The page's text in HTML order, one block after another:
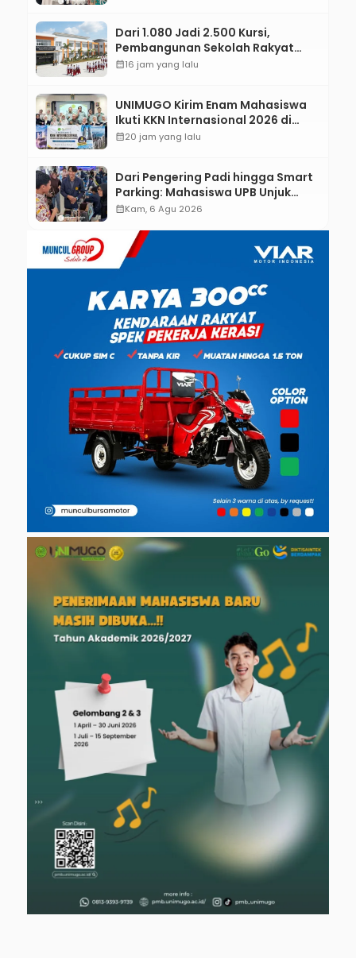
Dari 1.080 Jadi 2.500 Kursi,
Pembangunan Sekolah Rakyat
Kebumen Ditargetkan Mulai
calendar_month16 jam yang lalu
UNIMUGO Kirim Enam Mahasiswa
Ikuti KKN Internasional 2026 di
ASEAN dan Hong Kong
calendar_month20 jam yang lalu
Dari Pengering Padi hingga Smart
Parking: Mahasiswa UPB Unjuk
Gigi Lewat Pameran CODEX 2
calendar_monthKam, 6 Agu 2026